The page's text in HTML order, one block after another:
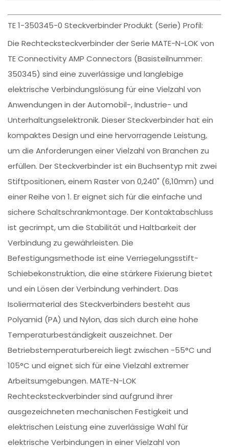
TE 1-350345-0 Steckverbinder Produkt (Serie) Profil:
Die Rechtecksteckverbinder der Serie MATE-N-LOK von
TE Connectivity AMP Connectors (Basisteilnummer:
350345) sind eine zuverlässige und langlebige
elektrische Verbindungslösung für eine Vielzahl von
Anwendungen in der Automobil-, Industrie- und
Unterhaltungselektronik. Dieser Steckverbinder hat ein
kompaktes Design und eine hervorragende Leistung,
um die Anforderungen einer Vielzahl von Branchen zu
erfüllen. Der Steckverbinder ist ein Buchsentyp mit zwei
Stiftpositionen, einem Raster von 0,240" (6,10mm) und
einer Reihe von 1. Er eignet sich für die einfache und
sichere Schaltschrankmontage. Der Kontaktabschluss
ist gecrimpt, um die Stabilität und Haltbarkeit der
Verbindung zu gewährleisten. Die
Befestigungsmethode ist eine Verriegelungsstift-
Schiebekonstruktion, die eine stärkere Fixierung bietet
und ein Lösen der Verbindung verhindert. Das
Isoliermaterial des Steckverbinders besteht aus
Polyamid (PA) und Nylon, das sich durch eine hohe
Temperaturbeständigkeit auszeichnet. Der
Betriebstemperaturbereich liegt zwischen -55°C und
105°C und eignet sich für eine Vielzahl extremer
Arbeitsumgebungen. MATE-N-LOK
Rechtecksteckverbinder sind aufgrund ihrer
ausgezeichneten mechanischen Festigkeit und
elektrischen Leistung eine zuverlässige Wahl für
elektrische Verbindungen in einer Vielzahl von